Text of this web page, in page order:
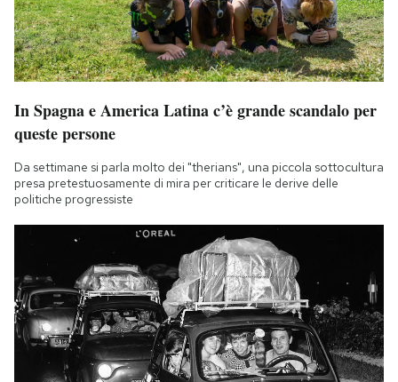
In Spagna e America Latina c’è grande scandalo per
queste persone
Da settimane si parla molto dei "therians", una piccola sottocultura
presa pretestuosamente di mira per criticare le derive delle
politiche progressiste